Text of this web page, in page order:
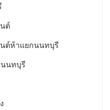
ต์
ต์ห้าแยกนนทบุรี
นทบุรี